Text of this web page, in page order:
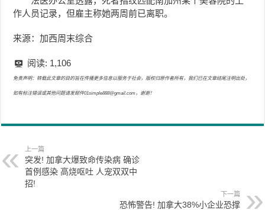
作人员记录，但雇主称她两周前已离职。
来源：加西周末综合
阅读: 1,106
免责声明：转载此文章的目的旨在传播更多信息以服务于社会，版权归原作者所有，我们已在文章结尾注明出处，
如有标注错误或其他问题请发邮件01simple888@gmail.com，谢谢！
上一篇
突发! 加拿大爆致命传染病 确诊
首例感染 高烧呕吐 人宠双双中
招!
下一篇
恐怖警告! 加拿大38%小企业恐撑